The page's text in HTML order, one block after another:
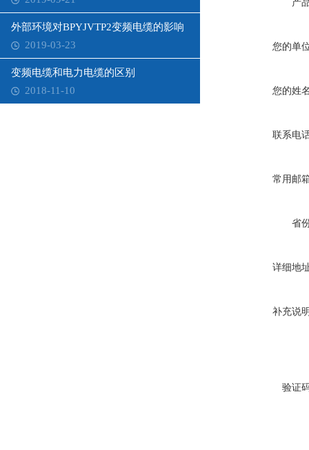
外部环境对BPYJVTP2变频电缆的影响
2019-03-23
变频电缆和电力电缆的区别
2018-11-10
产
您的单
您的姓
联系电
常用邮
省
详细地
补充说
验证